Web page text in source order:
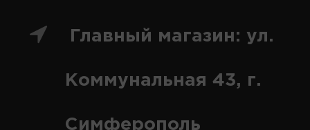
Главный магазин: ул.
Коммунальная 43, г.
Симферополь